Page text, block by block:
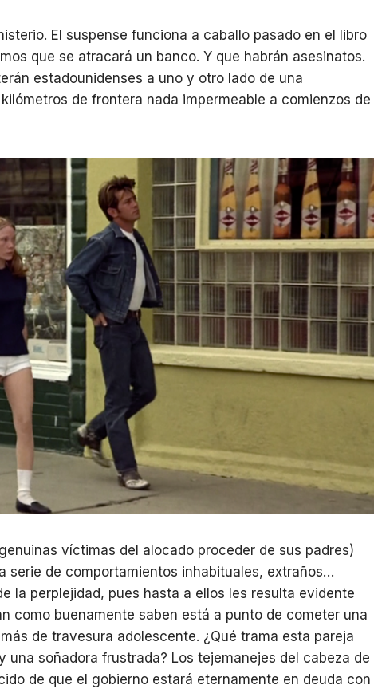
El suspense funciona a caballo pasado en el libro
que se atracará un banco. Y que habrán asesinatos.
estadounidenses a uno y otro lado de una
de frontera nada impermeable a comienzos de
víctimas del alocado proceder de sus padres)
serie de comportamientos inhabituales, extraños…
la perplejidad, pues hasta a ellos les resulta evidente
como buenamente saben está a punto de cometer una
de travesura adolescente. ¿Qué trama esta pareja
soñadora frustrada? Los tejemanejes del cabeza de
de que el gobierno estará eternamente en deuda con